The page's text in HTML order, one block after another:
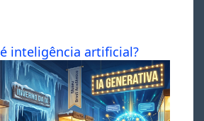
inteligência artificial?